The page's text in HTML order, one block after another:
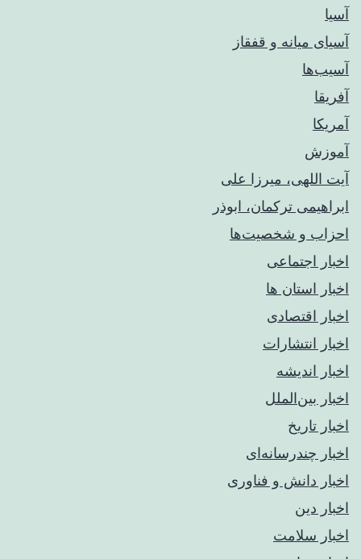
آسیا
آسیای میانه و قفقاز
آسیب‌ها
آفریقا
آمریکا
آموزش
آیت اللهی، میرزا علی
ابراهیمی ترکمان، ابوذر
احزاب و شخصیت‌ها
اخبار اجتماعی
اخبار استان ها
اخبار اقتصادی
اخبار انتشارات
اخبار اندیشه
اخبار بین‌الملل
اخبار تاریخ
اخبار چندرسانه‌ای
اخبار دانش و فناوری
اخبار دین
اخبار سلامت